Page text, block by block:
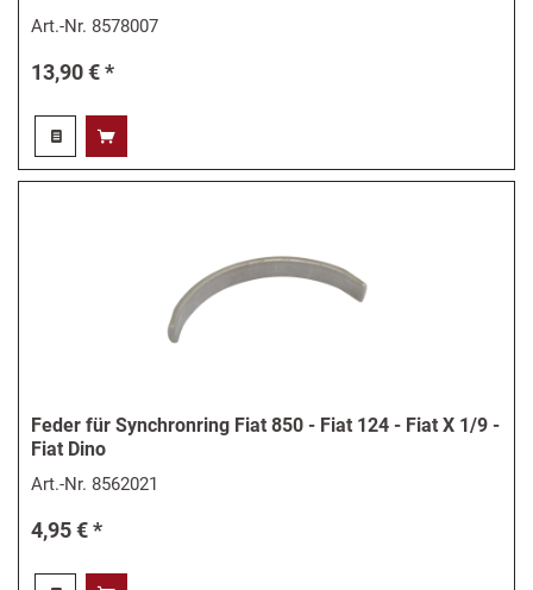
Art.-Nr. 8578007
13,90 € *
Feder für Synchronring Fiat 850 - Fiat 124 - Fiat X 1/9 -
Fiat Dino
Art.-Nr. 8562021
4,95 € *